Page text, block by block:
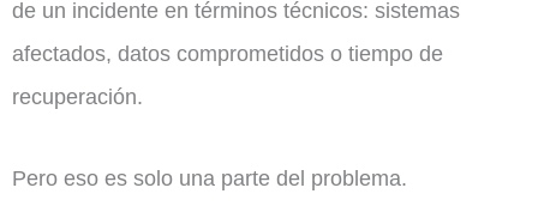
de un incidente en términos técnicos: sistemas
afectados, datos comprometidos o tiempo de
recuperación.
Pero eso es solo una parte del problema.